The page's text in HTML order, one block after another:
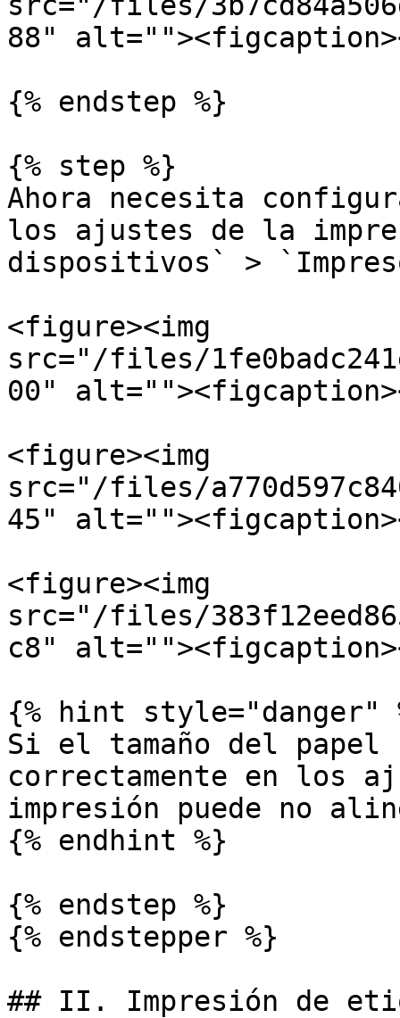
88"
{% endstep %}
{% step %}
Ahora necesita
los ajustes de la
dispositivos` >
<figure><img
src="/files/
00"
<figure><img
src="/files/
45"
<figure><img
src="/files/
c8"
{% hint style="danger"
Si el tamaño del papel
correctamente en los
impresión puede no
{% endhint %}
{% endstep %}
{% endstepper %}
## II. Impresión de